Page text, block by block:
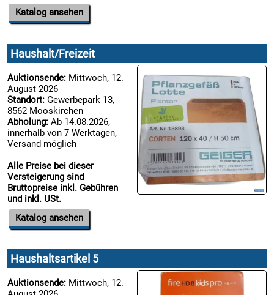
Katalog ansehen
Haushalt/Freizeit
Auktionsende: Mittwoch, 12.
August 2026
Standort: Gewerbepark 13,
8562 Mooskirchen
Abholung: Ab 14.08.2026,
innerhalb von 7 Werktagen,
Versand möglich
Alle Preise bei dieser
Versteigerung sind
Bruttopreise inkl. Gebühren
und inkl. USt.
Katalog ansehen
Haushaltsartikel 5
Auktionsende: Mittwoch, 12.